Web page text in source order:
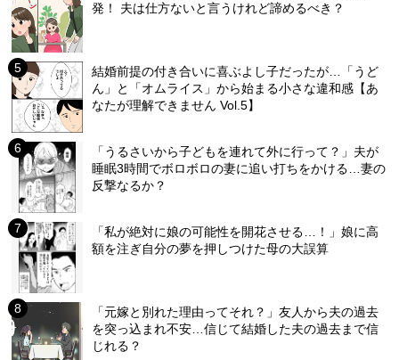
発！ 夫は仕方ないと言うけれど諦めるべき？
結婚前提の付き合いに喜ぶよし子だったが…「うど
ん」と「オムライス」から始まる小さな違和感【あ
なたが理解できません Vol.5】
「うるさいから子どもを連れて外に行って？」夫が
睡眠3時間でボロボロの妻に追い打ちをかける…妻の
反撃なるか？
「私が絶対に娘の可能性を開花させる…！」娘に高
額を注ぎ自分の夢を押しつけた母の大誤算
「元嫁と別れた理由ってそれ？」友人から夫の過去
を突っ込まれ不安…信じて結婚した夫の過去まで信
じれる？